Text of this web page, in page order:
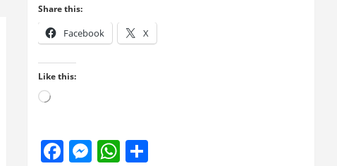
Share this:
Facebook X
Like this:
Loading…
F
M W